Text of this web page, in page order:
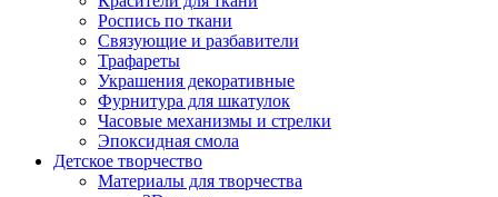
Роспись по ткани
Связующие и разбавители
Трафареты
Украшения декоративные
Фурнитура для шкатулок
Часовые механизмы и стрелки
Эпоксидная смола
Детское творчество
Материалы для творчества